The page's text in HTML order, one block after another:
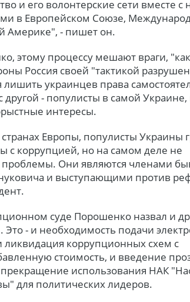
и его волонтерские сети вместе
в Европейском Союзе,
Америке", - пишет он.
этому процессу мешают враги,
Россия своей "тактикой
украинцев права
другой - популисты в самой
интересы.
Европы, популисты Украины
с коррупцией, но на самом деле не
Они являются членами
и выступающими против
суде Порошенко назвал и
- и необходимость подачи
коррупционных схем с
стоимость, и введение
использования НАК
для политических лидеров.